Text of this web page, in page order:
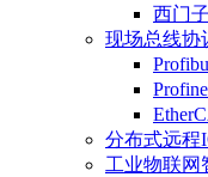
西门
现场总线协
分布式远程
工业物联网